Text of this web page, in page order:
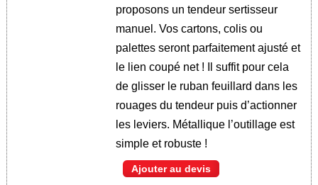
proposons un tendeur sertisseur
manuel. Vos cartons, colis ou
palettes seront parfaitement ajusté et
le lien coupé net ! Il suffit pour cela
de glisser le ruban feuillard dans les
rouages du tendeur puis d’actionner
les leviers. Métallique l’outillage est
simple et robuste !
Ajouter au devis